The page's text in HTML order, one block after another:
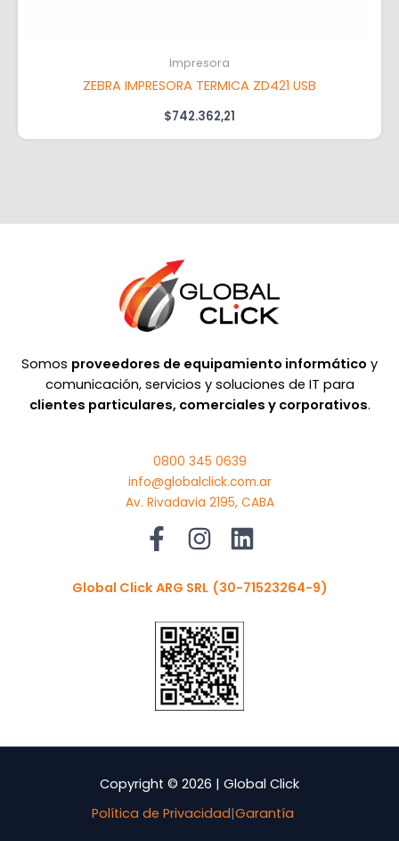
Impresora
ZEBRA IMPRESORA TERMICA ZD421 USB
$742.362,21
Somos proveedores de equipamiento informático y
comunicación, servicios y soluciones de IT para
clientes particulares, comerciales y corporativos.
0800 345 0639
info@globalclick.com.ar
Av. Rivadavia 2195, CABA
Global Click ARG SRL (30-71523264-9)
Copyright © 2026 | Global Click
Política de Privacidad|Garantía